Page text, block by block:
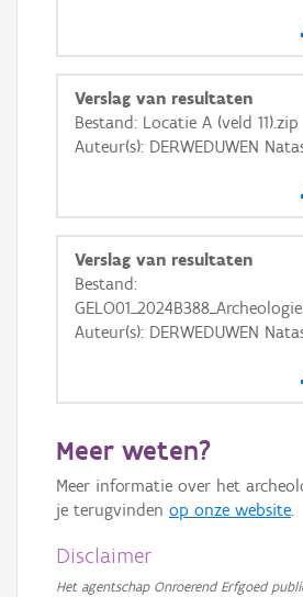
Ortho
GRB-Basiskaart in
Verslag van resultaten
Bestand: Locatie A (veld 11).zip
Auteur(s): DERWEDUWEN
Verslag van resultaten
Bestand:
Auteur(s): DERWEDUWEN
Meer weten?
Meer informatie over het
je terugvinden op onze website.
Disclaimer
Het agentschap Onroerend Erfgoed